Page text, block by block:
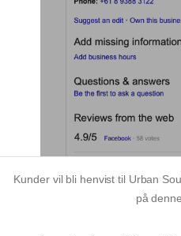
Kunder vil bli henvist til Urban
på